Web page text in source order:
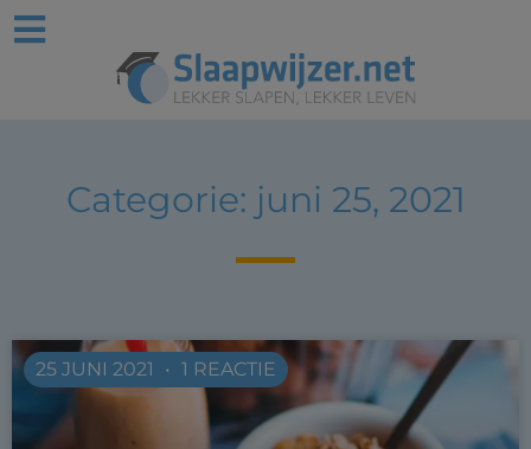
Categorie: juni 25, 2021
25 JUNI 2021 1 REACTIE